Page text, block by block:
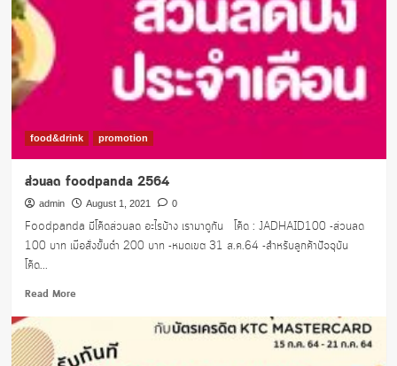
food&drink promotion
ส่วนลด foodpanda 2564
admin August 1, 2021 0
Foodpanda มีโค๊ดส่วนลด อะไรบ้าง เรามาดูกัน โค๊ด : JADHAID100 -ส่วนลด
100 บาท เมื่อสั่งขั้นต่ำ 200 บาท -หมดเขต 31 ส.ค.64 -สำหรับลูกค้าปัจจุบัน
โค๊ด...
Read MoreRead
foodpanda